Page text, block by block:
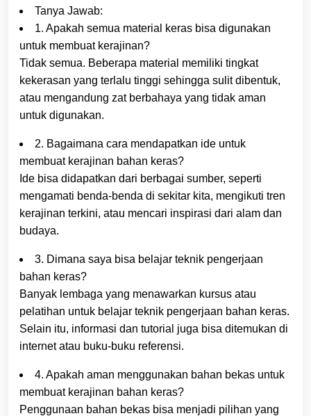
Tanya Jawab:
1. Apakah semua material keras bisa digunakan
untuk membuat kerajinan?
Tidak semua. Beberapa material memiliki tingkat
kekerasan yang terlalu tinggi sehingga sulit dibentuk,
atau mengandung zat berbahaya yang tidak aman
untuk digunakan.
2. Bagaimana cara mendapatkan ide untuk
membuat kerajinan bahan keras?
Ide bisa didapatkan dari berbagai sumber, seperti
mengamati benda-benda di sekitar kita, mengikuti tren
kerajinan terkini, atau mencari inspirasi dari alam dan
budaya.
3. Dimana saya bisa belajar teknik pengerjaan
bahan keras?
Banyak lembaga yang menawarkan kursus atau
pelatihan untuk belajar teknik pengerjaan bahan keras.
Selain itu, informasi dan tutorial juga bisa ditemukan di
internet atau buku-buku referensi.
4. Apakah aman menggunakan bahan bekas untuk
membuat kerajinan bahan keras?
Penggunaan bahan bekas bisa menjadi pilihan yang